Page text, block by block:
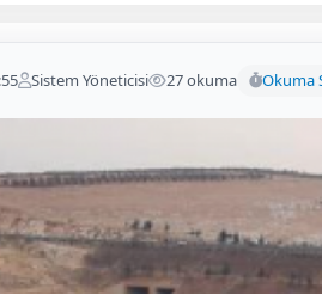
Sistem Yöneticisi 27 okuma Okuma